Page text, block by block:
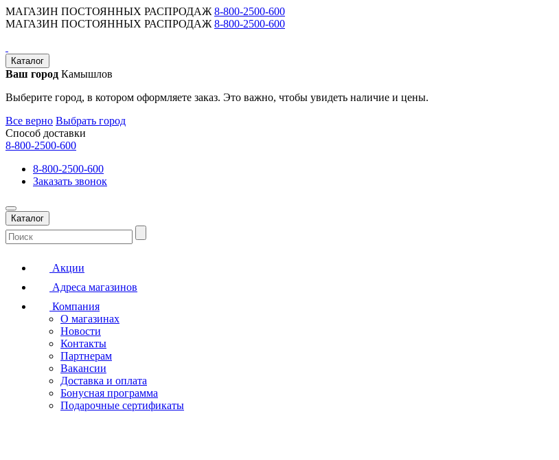
МАГАЗИН ПОСТОЯННЫХ РАСПРОДАЖ 8-800-2500-600
МАГАЗИН ПОСТОЯННЫХ РАСПРОДАЖ 8-800-2500-600
Каталог
Ваш город Камышлов
Выберите город, в котором оформляете заказ. Это важно, чтобы увидеть наличие и цены.
Все верно Выбрать город
Способ доставки
8-800-2500-600
8-800-2500-600
Заказать звонок
Каталог
Акции
Адреса магазинов
Компания
О магазинах
Новости
Контакты
Партнерам
Вакансии
Доставка и оплата
Бонусная программа
Подарочные сертификаты